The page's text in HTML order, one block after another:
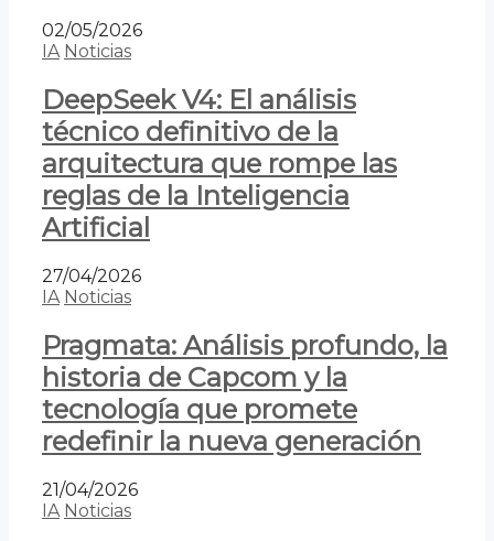
02/05/2026
IA Noticias
DeepSeek V4: El análisis
técnico definitivo de la
arquitectura que rompe las
reglas de la Inteligencia
Artificial
27/04/2026
IA Noticias
Pragmata: Análisis profundo, la
historia de Capcom y la
tecnología que promete
redefinir la nueva generación
21/04/2026
IA Noticias